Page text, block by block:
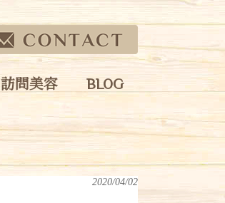
訪問美容 BLOG
2020/04/02